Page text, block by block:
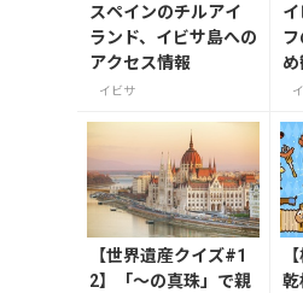
スペインのチルアイ
ランド、イビサ島への
アクセス情報
イビサ
め
【世界遺産クイズ#1
2】「～の真珠」で親
乾